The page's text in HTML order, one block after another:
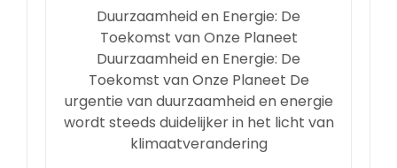
Duurzaamheid en Energie: De
Toekomst van Onze Planeet
Duurzaamheid en Energie: De
Toekomst van Onze Planeet De
urgentie van duurzaamheid en energie
wordt steeds duidelijker in het licht van
klimaatverandering